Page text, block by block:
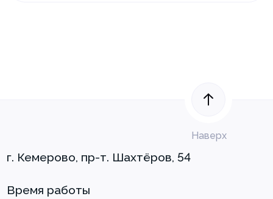
Наверх
г. Кемерово, пр-т. Шахтёров, 54
Время работы